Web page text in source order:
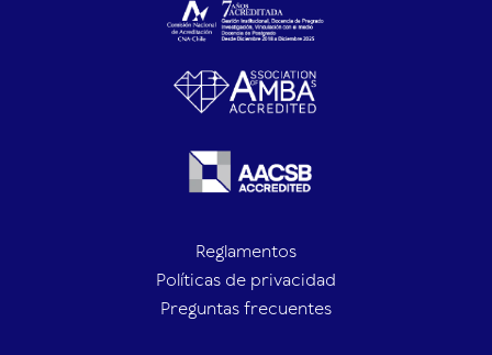
Reglamentos
Políticas de privacidad
Preguntas frecuentes